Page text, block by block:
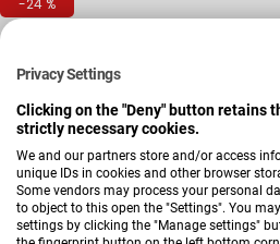
Privacy Settings
Clicking on the "Deny" button retains
strictly necessary cookies.
We and our partners store and/or access
unique IDs in cookies and other browser
Some vendors may process your personal
to object to this open the "Settings". You
settings by clicking the "Manage settings"
-24 %